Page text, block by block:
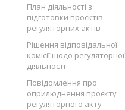
План діяльності з
підготовки проєктів
регуляторних актів
Рішення відповідальної
комісії щодо регуляторної
діяльності
Повідомлення про
оприлюднення проєкту
регуляторного акту